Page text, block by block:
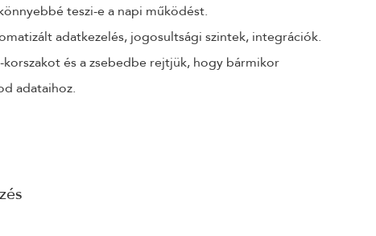
teszi-e a napi működést.
adatkezelés, jogosultsági szintek, integrációk.
korszakot és a zsebedbe rejtjük, hogy bármikor
adataihoz.